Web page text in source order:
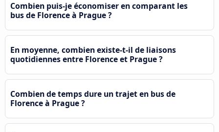
Combien puis-je économiser en comparant les
bus de Florence à Prague ?
En moyenne, combien existe-t-il de liaisons
quotidiennes entre Florence et Prague ?
Combien de temps dure un trajet en bus de
Florence à Prague ?